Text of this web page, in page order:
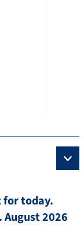
for today.
August 2026